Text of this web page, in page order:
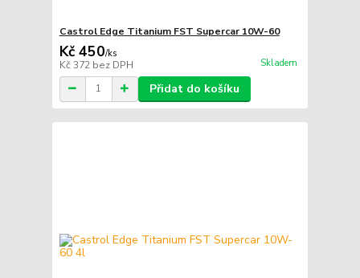
Castrol Edge Titanium FST Supercar 10W-60
Kč 450/ks
Kč 372 bez DPH Skladem
Přidat do košíku